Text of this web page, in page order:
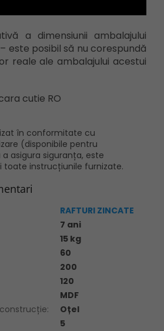
a dimensiunii ambalajului
este posibil să nu corespundă
reale ale ambalajului acestui
în conformitate cu
(disponibile pentru
asigura siguranța, este
instrucțiunile furnizate.
RAFTURI ZINCATE
7 ani
15 kg
60
200
120
MDF
:
Oțel
5